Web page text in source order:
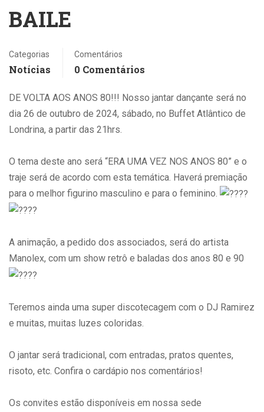
BAILE
Categorias
Notícias
Comentários
0 Comentários
DE VOLTA AOS ANOS 80!!! Nosso jantar dançante será no
dia 26 de outubro de 2024, sábado, no Buffet Atlântico de
Londrina, a partir das 21hrs.
O tema deste ano será “ERA UMA VEZ NOS ANOS 80” e o
traje será de acordo com esta temática. Haverá premiação
para o melhor figurino masculino e para o feminino.
A animação, a pedido dos associados, será do artista
Manolex, com um show retrô e baladas dos anos 80 e 90
Teremos ainda uma super discotecagem com o DJ Ramirez
e muitas, muitas luzes coloridas.
O jantar será tradicional, com entradas, pratos quentes,
risoto, etc. Confira o cardápio nos comentários!
Os convites estão disponíveis em nossa sede